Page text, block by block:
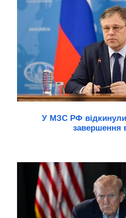
У МЗС РФ
завершення